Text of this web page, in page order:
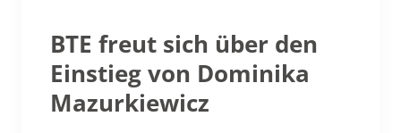
BTE freut sich über den
Einstieg von Dominika
Mazurkiewicz